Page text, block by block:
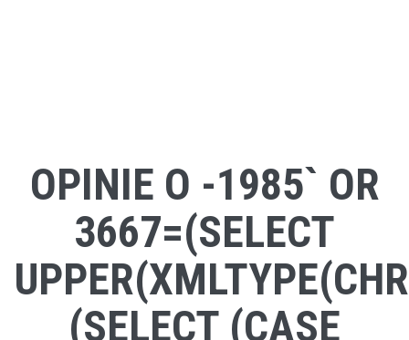
OPINIE O -1985` OR
3667=(SELECT
(SELECT (CASE